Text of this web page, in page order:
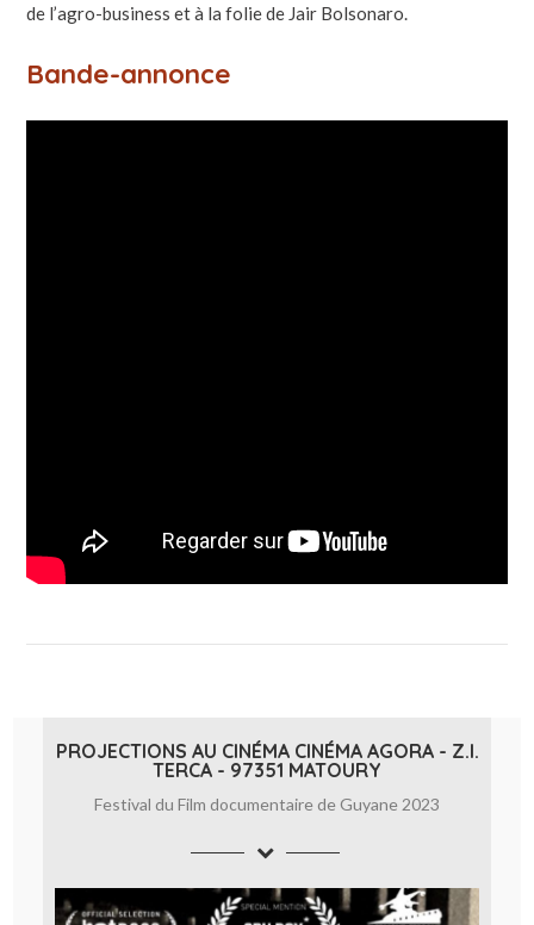
de l’agro-business et à la folie de Jair Bolsonaro.
Bande-annonce
PROJECTIONS AU CINÉMA CINÉMA AGORA - Z.I.
TERCA - 97351 MATOURY
Festival du Film documentaire de Guyane 2023